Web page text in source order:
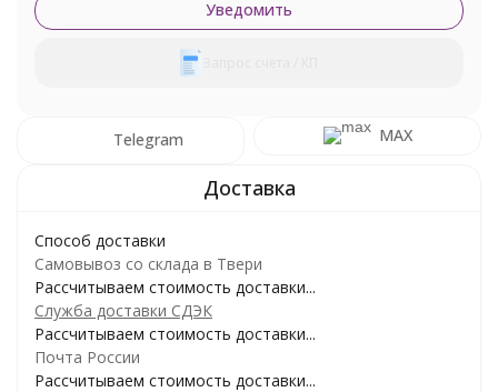
Уведомить
Telegram MAX
Способ доставки
Самовывоз со склада в Твери
Рассчитываем стоимость доставки...
Служба доставки СДЭК
Рассчитываем стоимость доставки...
Почта России
Рассчитываем стоимость доставки...